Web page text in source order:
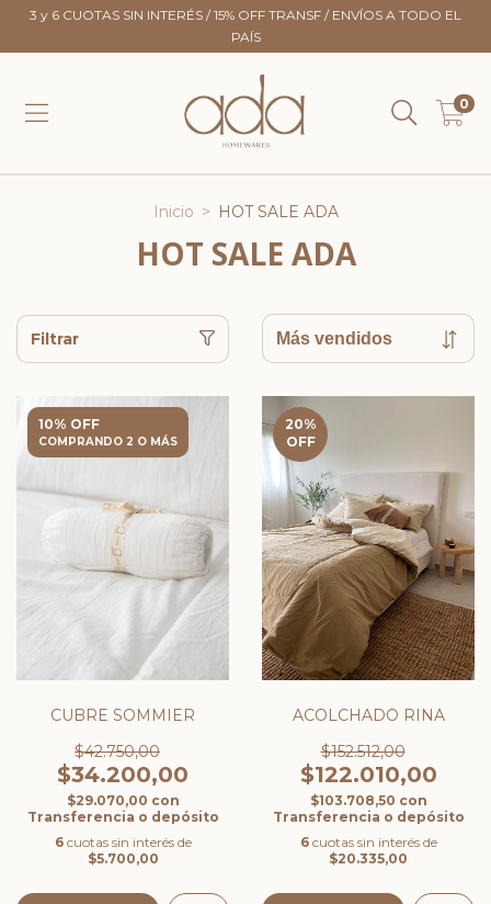
3 y 6 CUOTAS SIN INTERÉS / 15% OFF TRANSF / ENVÍOS A TODO EL
PAÍS
0
Inicio > HOT SALE ADA
HOT SALE ADA
Filtrar
10% OFF
COMPRANDO 2 O MÁS
CUBRE SOMMIER
$42.750,00
$34.200,00
$29.070,00 con
Transferencia o depósito
6 cuotas sin interés de
$5.700,00
20%
OFF
ACOLCHADO RINA
$152.512,00
$122.010,00
$103.708,50 con
Transferencia o depósito
6 cuotas sin interés de
$20.335,00